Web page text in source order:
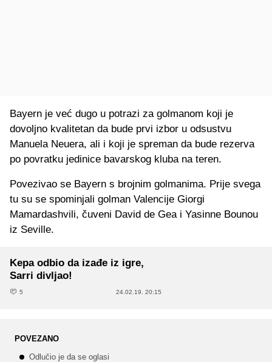
Bayern je već dugo u potrazi za golmanom koji je
dovoljno kvalitetan da bude prvi izbor u odsustvu
Manuela Neuera, ali i koji je spreman da bude rezerva
po povratku jedinice bavarskog kluba na teren.
Povezivao se Bayern s brojnim golmanima. Prije svega
tu su se spominjali golman Valencije Giorgi
Mamardashvili, čuveni David de Gea i Yasinne Bounou
iz Seville.
Kepa odbio da izađe iz igre,
Sarri divljao!
5 24.02.19. 20:15
POVEZANO
Odlučio je da se oglasi